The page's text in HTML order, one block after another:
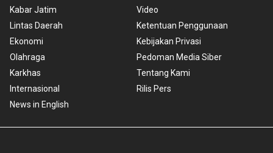
Kabar Jatim
Lintas Daerah
Ekonomi
Olahraga
Karkhas
Internasional
News in English
Video
Ketentuan Penggunaan
Kebijakan Privasi
Pedoman Media Siber
Tentang Kami
Rilis Pers